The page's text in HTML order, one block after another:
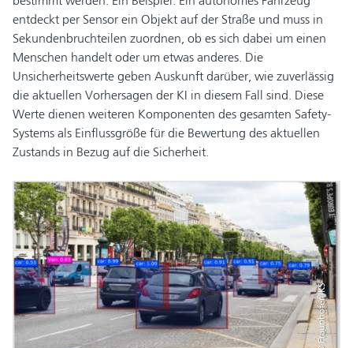
entdeckt per Sensor ein Objekt auf der Straße und muss in
Sekundenbruchteilen zuordnen, ob es sich dabei um einen
Menschen handelt oder um etwas anderes. Die
Unsicherheitswerte geben Auskunft darüber, wie zuverlässig
die aktuellen Vorhersagen der KI in diesem Fall sind. Diese
Werte dienen weiteren Komponenten des gesamten Safety-
Systems als Einflussgröße für die Bewertung des aktuellen
Zustands in Bezug auf die Sicherheit.
© Fraunhofer IKS